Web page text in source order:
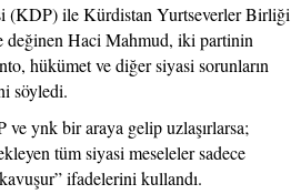
(KDP) ile Kürdistan Yurtseverler Birliği
Haci Mahmud, iki partinin
hükümet ve diğer siyasi sorunların
söyledi.
ynk bir araya gelip uzlaşırlarsa;
tüm siyasi meseleler sadece
ifadelerini kullandı.